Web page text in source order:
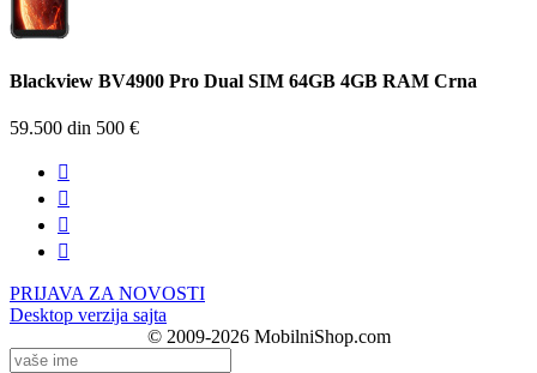
Blackview BV4900 Pro Dual SIM 64GB 4GB RAM Crna
59.500 din 500 €




PRIJAVA ZA NOVOSTI
Desktop verzija sajta
© 2009-2026 MobilniShop.com